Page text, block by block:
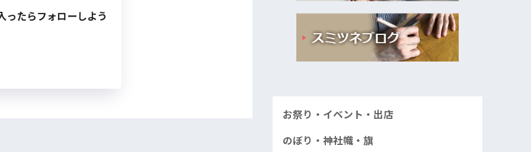
ったらフォローしよう
お祭り・イベント・出店
のぼり・神社幟・旗